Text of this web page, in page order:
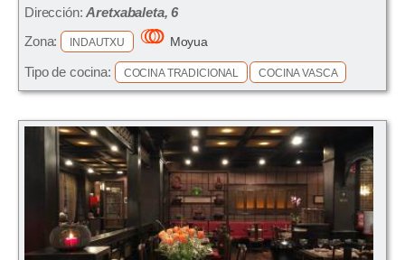
Dirección:Aretxabaleta, 6
Zona:
INDAUTXU Moyua
Tipo de cocina: COCINA TRADICIONAL COCINA VASCA